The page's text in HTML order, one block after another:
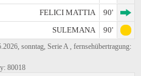
FELICI MATTIA
90'
SULEMANA
90'
sonntag, Serie A , fernsehübertragung:
80018